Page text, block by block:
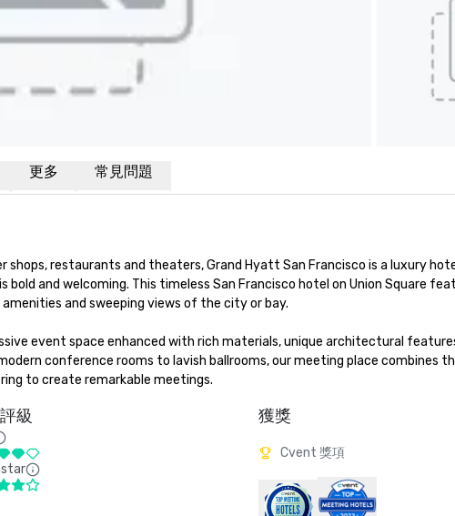
更多 常見問題
restaurants and theaters, Grand Hyatt San Francisco is a luxury
and welcoming. This timeless San Francisco hotel on Union Square
and sweeping views of the city or bay.
event space enhanced with rich materials, unique architectural
conference rooms to lavish ballrooms, our meeting place combines
to create remarkable meetings.
級 獲獎
Cvent 獎項